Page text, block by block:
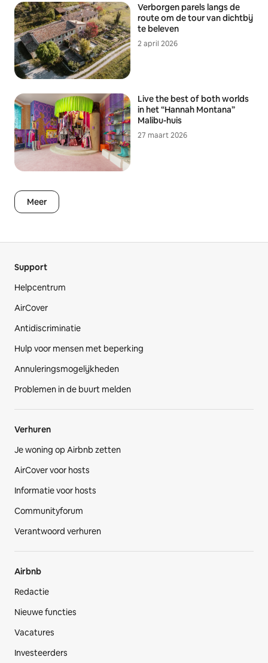
Verborgen parels langs de
route om de tour van dichtbij
te beleven
2 april 2026
Live the best of both worlds
in het “Hannah Montana”
Malibu-huis
27 maart 2026
Meer
Support
Helpcentrum
AirCover
Antidiscriminatie
Hulp voor mensen met beperking
Annuleringsmogelijkheden
Problemen in de buurt melden
Verhuren
Je woning op Airbnb zetten
AirCover voor hosts
Informatie voor hosts
Communityforum
Verantwoord verhuren
Airbnb
Redactie
Nieuwe functies
Vacatures
Investeerders